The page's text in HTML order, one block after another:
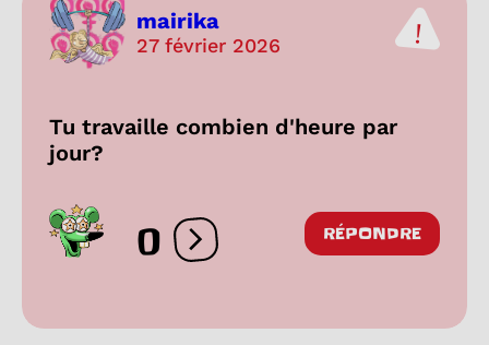
mairika
27 février 2026
Tu travaille combien d'heure par
jour?
0 Ouvrir les réactions
RÉPONDRE